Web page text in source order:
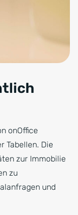
onOffice
Tabellen. Die
zur Immobilie
zu
und